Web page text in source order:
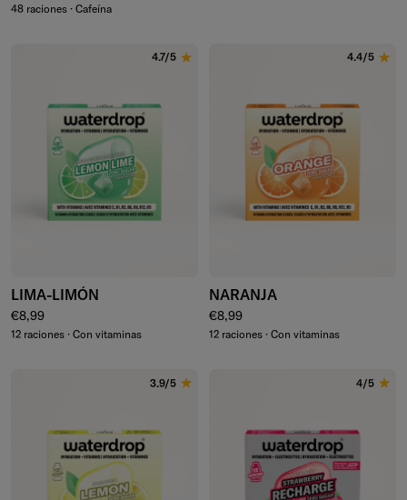
48 raciones · Cafeína
4.7/5
LIMA-LIMÓN
Precio normal
€8,99
12 raciones · Con vitaminas
4.4/5
NARANJA
Precio normal
€8,99
12 raciones · Con vitaminas
3.9/5 4/5